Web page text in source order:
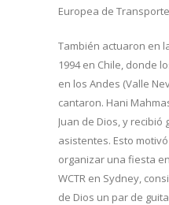
Europea de
También actuaron en
1994 en Chile, donde
en los Andes (Valle
cantaron. Hani
Juan de Dios, y
asistentes. Esto
organizar una fiesta
WCTR en Sydney,
de Dios un par de